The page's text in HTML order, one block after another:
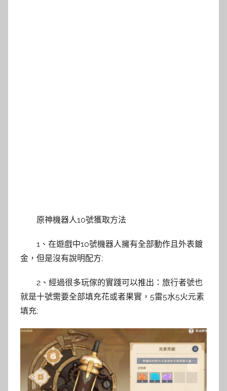
原神機器人10號獲取方法
1、在遊戲中10號機器人擁有全部動作且外表鍍
金，但是沒有說明配方;
2、經過很多玩傢的實踐可以推出：旅行者號也
就是十號需要全部填充花或者果實，5雷5水5火元素
填充;